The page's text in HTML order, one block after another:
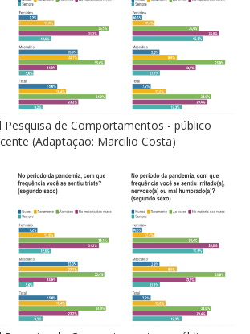
Pesquisa de Comportamentos - público
(Adaptação: Marcilio Costa)